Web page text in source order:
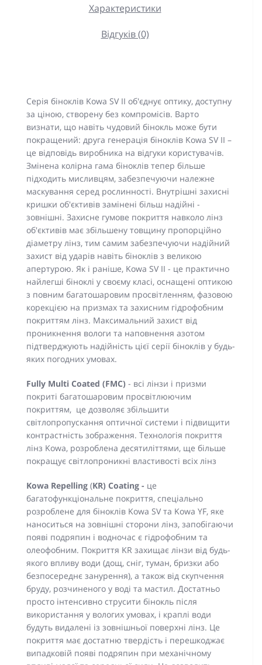
Характеристики
Відгуків (0)
Серія біноклів Kowa SV II об'єднує оптику, доступну
за ціною, створену без компромісів. Варто
визнати, що навіть чудовий бінокль може бути
покращений: друга генерація біноклів Kowa SV II –
це відповідь виробника на відгуки користувачів.
Змінена колірна гама біноклів тепер більше
підходить мисливцям, забезпечуючи належне
маскування серед рослинності. Внутрішні захисні
кришки об'єктивів замінені більш надійні -
зовнішні. Захисне гумове покриття навколо лінз
об'єктивів має збільшену товщину пропорційно
діаметру лінз, тим самим забезпечуючи надійний
захист від ударів навіть біноклів з великою
апертурою. Як і раніше, Kowa SV II - це практично
найлегші біноклі у своєму класі, оснащені оптикою
з повним багатошаровим просвітленням, фазовою
корекцією на призмах та захисним гідрофобним
покриттям лінз. Максимальний захист від
проникнення вологи та наповнення азотом
підтверджують надійність цієї серії біноклів у будь-
яких погодних умовах.
Fully Multi Coated (FMC) - всі лінзи і призми
покриті багатошаровим просвітлюючим
покриттям, це дозволяє збільшити
світлопропускання оптичної системи і підвищити
контрастність зображення. Технологія покриття
лінз Kowa, розроблена десятиліттями, ще більше
покращує світлопроникні властивості всіх лінз
Kowa Repelling (KR) Coating - це
багатофункціональне покриття, спеціально
розроблене для біноклів Kowa SV та Kowa YF, яке
наноситься на зовнішні сторони лінз, запобігаючи
появі подряпин і водночас є гідрофобним та
олеофобним. Покриття KR захищає лінзи від будь-
якого впливу води (дощ, сніг, туман, бризки або
безпосереднє занурення), а також від скупчення
бруду, розчиненого у воді та мастил. Достатньо
просто інтенсивно струсити бінокль після
використання у вологих умовах, і краплі води
будуть видалені із зовнішньої поверхні лінз. Це
покриття має достатню твердість і перешкоджає
випадковій появі подряпин при механічному